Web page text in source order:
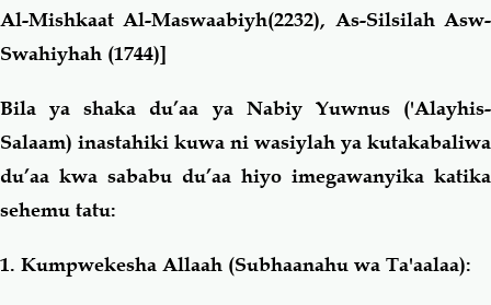
Al-Mishkaat Al-Maswaabiyh(2232), As-Silsilah Asw-
Swahiyhah (1744)]
Bila ya shaka du’aa ya Nabiy Yuwnus ('Alayhis-
Salaam) inastahiki kuwa ni wasiylah ya kutakabaliwa
du’aa kwa sababu du’aa hiyo imegawanyika katika
sehemu tatu:
1. Kumpwekesha Allaah (Subhaanahu wa Ta'aalaa):